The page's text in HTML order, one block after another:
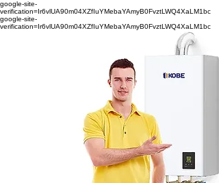
google-site-
verification=Ir6vlUA90m04XZfIuYMebaYAmyB0FvztLWQ4XaLM1bc
google-site-
verification=Ir6vlUA90m04XZfIuYMebaYAmyB0FvztLWQ4XaLM1bc